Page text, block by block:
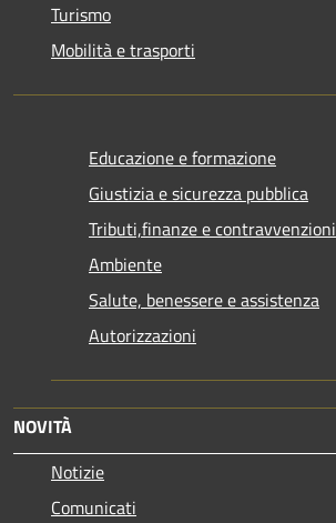
Turismo
Mobilità e trasporti
Educazione e formazione
Giustizia e sicurezza pubblica
Tributi,finanze e contravvenzioni
Ambiente
Salute, benessere e assistenza
Autorizzazioni
NOVITÀ
Notizie
Comunicati